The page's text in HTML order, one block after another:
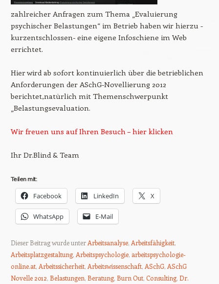
zahlreicher Anfragen zum Thema „Evaluierung
psychischer Belastungen“ im Betrieb haben wir hierzu -
kurzentschlossen- eine eigene Infoschiene im Web
errichtet.
Hier wird ab sofort kontinuierlich über die betrieblichen
Anforderungen der ASchG-Novellierung 2012
berichtet,natürlich mit Themenschwerpunkt
„Belastungsevaluation.
Wir freuen uns auf Ihren Besuch – hier klicken
Ihr Dr.Blind & Team
Teilen mit:
Facebook LinkedIn X
WhatsApp E-Mail
Dieser Beitrag wurde unter Arbeitsanalyse, Arbeitsfähigkeit,
Arbeitsplatzgestaltung, Arbeitspsychologie, arbeitspsychologie-
online.at, Arbeitssicherheit, Arbeitswissenschaft, ASchG, ASchG
Novelle 2012, Belastungen, Beratung, Burn Out, Consulting, Dr.